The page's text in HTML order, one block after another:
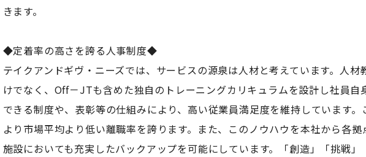
きます。
◆定着率の高さを誇る人事制度◆
テイクアンドギヴ・ニーズでは、サービスの源泉は人材と考えています。人材
けでなく、Off－JTも含めた独自のトレーニングカリキュラムを設計し社員自
できる制度や、表彰等の仕組みにより、高い従業員満足度を維持しています。
より市場平均より低い離職率を誇ります。また、このノウハウを本社から各
施設においても充実したバックアップを可能にしています。「創造」「挑戦」